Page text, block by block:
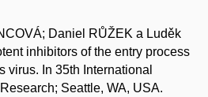
Daniel RŮŽEK a Luděk
inhibitors of the entry process
virus. In 35th International
Seattle, WA, USA.